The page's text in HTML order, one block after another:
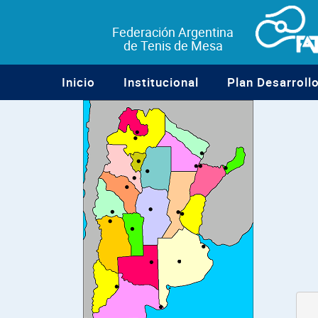
Federación Argentina
de Tenis de Mesa
Inicio Institucional Plan